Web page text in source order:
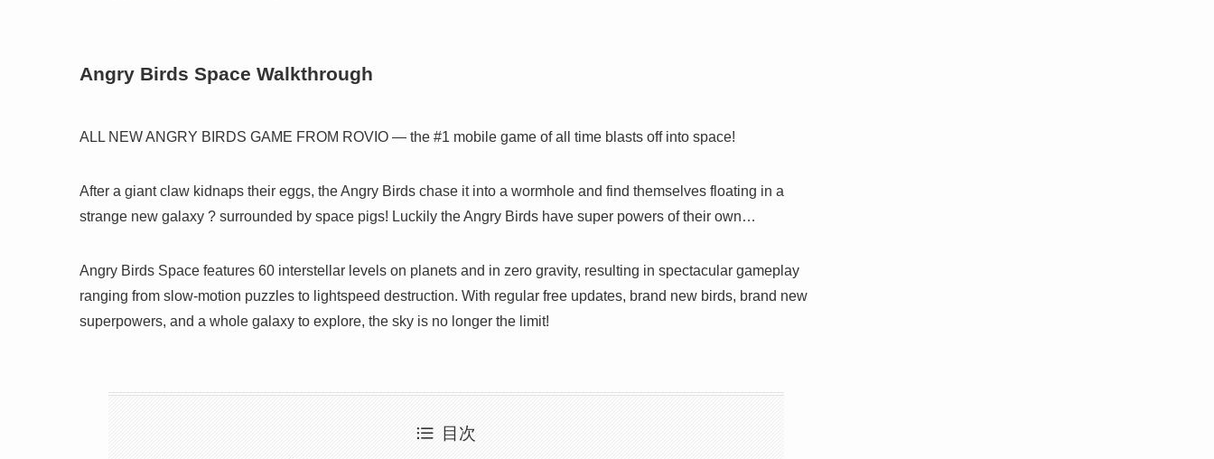
Angry Birds Space Walkthrough
ALL NEW ANGRY BIRDS GAME FROM ROVIO — the #1 mobile game of all time blasts off into space!
After a giant claw kidnaps their eggs, the Angry Birds chase it into a wormhole and find themselves floating in a
strange new galaxy ? surrounded by space pigs! Luckily the Angry Birds have super powers of their own…
Angry Birds Space features 60 interstellar levels on planets and in zero gravity, resulting in spectacular gameplay
ranging from slow-motion puzzles to lightspeed destruction. With regular free updates, brand new birds, brand new
superpowers, and a whole galaxy to explore, the sky is no longer the limit!
目次